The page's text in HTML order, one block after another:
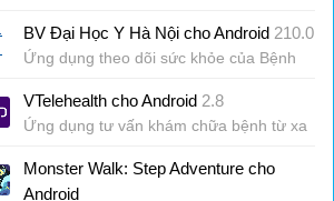
BV Đại Học Y Hà Nội cho Android 210.0
Ứng dụng theo dõi sức khỏe của Bệnh
VTelehealth cho Android 2.8
Ứng dụng tư vấn khám chữa bệnh từ xa
Monster Walk: Step Adventure cho
Android